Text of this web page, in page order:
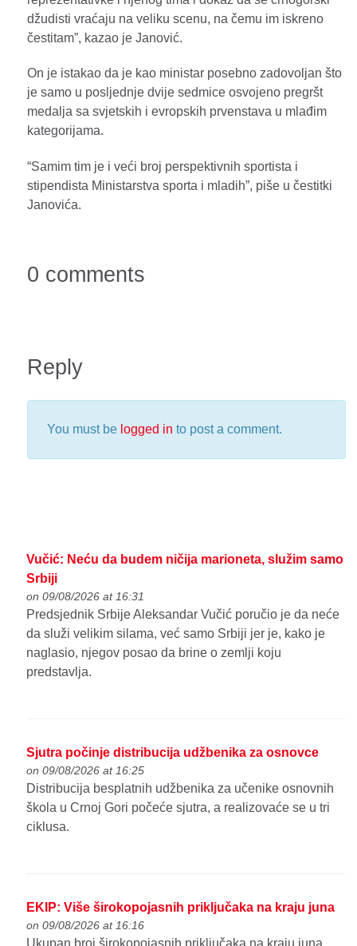
džudisti vraćaju na veliku scenu, na čemu im iskreno
čestitam”, kazao je Janović.
On je istakao da je kao ministar posebno zadovoljan što
je samo u posljednje dvije sedmice osvojeno pregršt
medalja sa svjetskih i evropskih prvenstava u mlađim
kategorijama.
“Samim tim je i veći broj perspektivnih sportista i
stipendista Ministarstva sporta i mladih”, piše u čestitki
Janovića.
0 comments
Reply
You must be logged in to post a comment.
Vučić: Neću da budem ničija marioneta, služim samo
Srbiji
on 09/08/2026 at 16:31
Predsjednik Srbije Aleksandar Vučić poručio je da neće
da služi velikim silama, već samo Srbiji jer je, kako je
naglasio, njegov posao da brine o zemlji koju
predstavlja.
Sjutra počinje distribucija udžbenika za osnovce
on 09/08/2026 at 16:25
Distribucija besplatnih udžbenika za učenike osnovnih
škola u Crnoj Gori počeće sjutra, a realizovaće se u tri
ciklusa.
EKIP: Više širokopojasnih priključaka na kraju juna
on 09/08/2026 at 16:16
Ukupan broj širokopojasnih priključaka na kraju juna,